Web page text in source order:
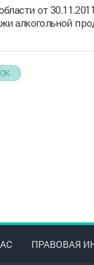
от
алкогольной
ПРАВОВАЯ